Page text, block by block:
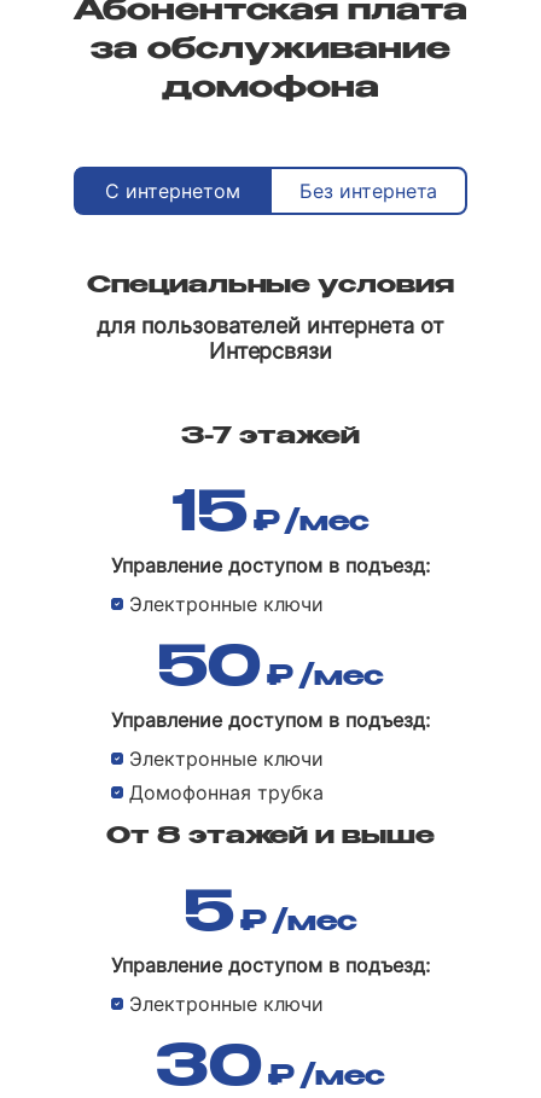
Абонентская плата
за обслуживание
домофона
С интернетом Без интернета
Специальные условия
для пользователей интернета от
Интерсвязи
3-7 этажей
15 ₽ /мес
Управление доступом в подъезд:
Электронные ключи
50 ₽ /мес
Управление доступом в подъезд:
Электронные ключи
Домофонная трубка
От 8 этажей и выше
5 ₽ /мес
Управление доступом в подъезд:
Электронные ключи
30 ₽ /мес